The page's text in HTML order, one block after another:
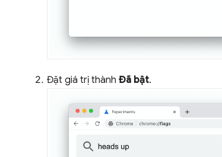
Đặt giá trị thành Đã bật.